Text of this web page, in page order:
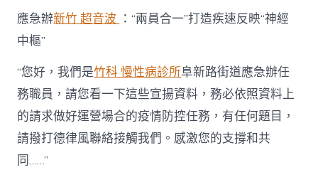
情
新
竹
森
和
診
所
應急辦新竹 超音波 ：“兩員合一”打造疾速反映“神經
中樞”
“您好，我們是竹科 慢性病診所阜新路街道應急辦任
務職員，請您看一下這些宣揚資料，務必依照資料上
的請求做好運營場合的疫情防控任務，有任何題目，
請撥打德律風聯絡接觸我們。感激您的支撐和共
同……”